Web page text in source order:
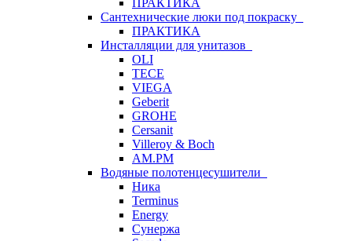
ПРАКТИКА
Сантехнические люки под покраску
ПРАКТИКА
Инсталляции для унитазов
OLI
TECE
VIEGA
Geberit
GROHE
Cersanit
Villeroy & Boch
AM.PM
Водяные полотенцесушители
Ника
Terminus
Energy
Сунержа